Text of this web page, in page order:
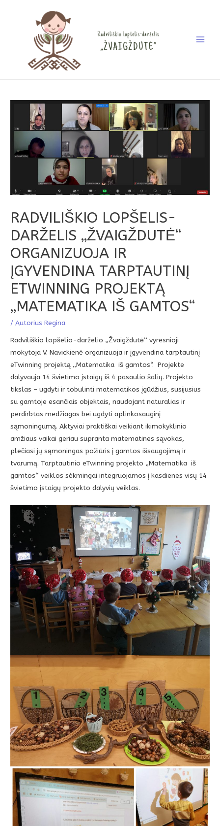
RADVILIŠKIO LOPŠELIS-
DARŽELIS „ŽVAIGŽDUTĖ“
ORGANIZUOJA IR
ĮGYVENDINA TARPTAUTINĮ
ETWINNING PROJEKTĄ
„MATEMATIKA IŠ GAMTOS“
/ Autorius Regina
Radviliškio lopšelio-darželio „Žvaigždutė“ vyresnioji
mokytoja V. Navickienė organizuoja ir įgyvendina tarptautinį
eTwinning projektą „Matematika iš gamtos“. Projekte
dalyvauja 14 švietimo įstaigų iš 4 pasaulio šalių. Projekto
tikslas – ugdyti ir tobulinti matematikos įgūdžius, susijusius
su gamtoje esančiais objektais, naudojant naturalias ir
perdirbtas medžiagas bei ugdyti aplinkosauginį
sąmoningumą. Aktyviai praktiškai veikiant ikimokyklinio
amžiaus vaikai geriau supranta matematines sąvokas,
plečiasi jų sąmoningas požiūris į gamtos išsaugojimą ir
tvarumą. Tarptautinio eTwinning projekto „Matematika iš
gamtos“ veiklos sėkmingai integruojamos į kasdienes visų 14
švietimo įstaigų projekto dalyvių veiklas.